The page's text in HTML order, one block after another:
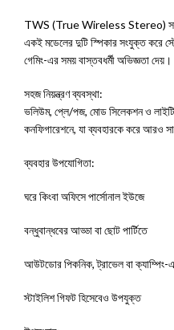
TWS (True Wireless Stereo)
একই মডেলের দুটি স্পিকার সংযুক্ত করে
গেমিং-এর সময় বাস্তবধর্মী অভিজ্ঞতা দেয়।
সহজ নিয়ন্ত্রণ ব্যবস্থা:
ভলিউম, প্লে/পজ, মোড সিলেকশন ও
কনফিগারেশনে, যা ব্যবহারকে করে আরও
ব্যবহার উপযোগিতা:
ঘরে কিংবা অফিসে পার্সোনাল ইউজে
বন্ধুবান্ধবের আড্ডা বা ছোট পার্টিতে
আউটডোর পিকনিক, ট্রাভেল বা ক্যাম্পিং-এ
স্টাইলিশ গিফট হিসেবেও উপযুক্ত